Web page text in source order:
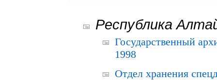
Республика
Государственный
1998
Отдел хранения